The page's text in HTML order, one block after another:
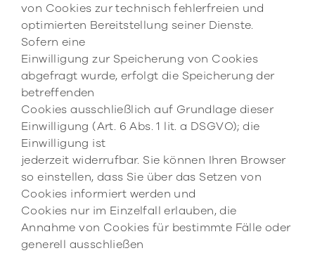
von Cookies zur technisch fehlerfreien und
optimierten Bereitstellung seiner Dienste.
Sofern eine
Einwilligung zur Speicherung von Cookies
abgefragt wurde, erfolgt die Speicherung der
betreffenden
Cookies ausschließlich auf Grundlage dieser
Einwilligung (Art. 6 Abs. 1 lit. a DSGVO); die
Einwilligung ist
jederzeit widerrufbar. Sie können Ihren Browser
so einstellen, dass Sie über das Setzen von
Cookies informiert werden und
Cookies nur im Einzelfall erlauben, die
Annahme von Cookies für bestimmte Fälle oder
generell ausschließen